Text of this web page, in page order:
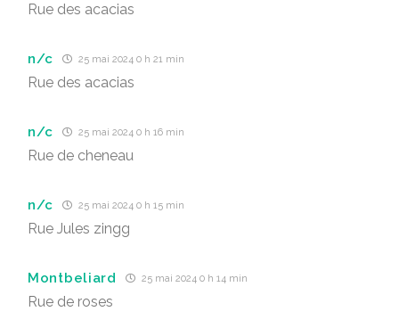
Rue des acacias
n/c 25 mai 2024 0 h 21 min
Rue des acacias
n/c 25 mai 2024 0 h 16 min
Rue de cheneau
n/c 25 mai 2024 0 h 15 min
Rue Jules zingg
Montbeliard 25 mai 2024 0 h 14 min
Rue de roses